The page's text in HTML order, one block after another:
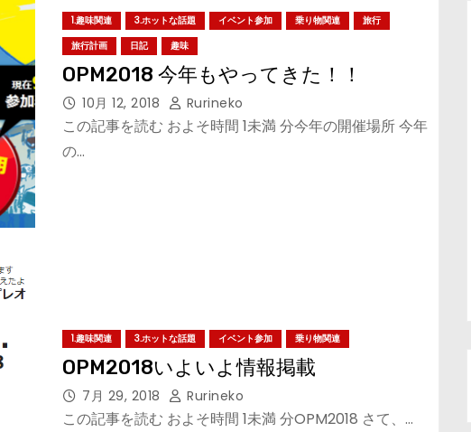
1.趣味関連 3.ホットな話題 イベント参加 乗り物関連
旅行
旅行計画
日記 趣味
OPM2018 今年もやってきた！！
10月 12, 2018 Rurineko
この記事を読む およそ時間 1未満 分今年の開催場所 今年
の…
1.趣味関連 3.ホットな話題 イベント参加 乗り物関連
OPM2018いよいよ情報掲載
7月 29, 2018 Rurineko
この記事を読む およそ時間 1未満 分OPM2018 さて、…